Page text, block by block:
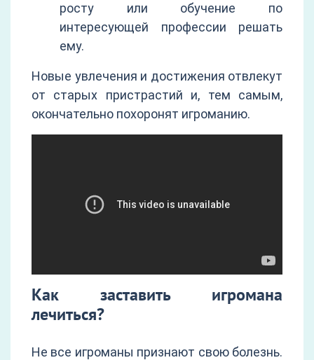
росту или обучение по
интересующей профессии решать
ему.
Новые увлечения и достижения отвлекут
от старых пристрастий и, тем самым,
окончательно похоронят игроманию.
Как заставить игромана
лечиться?
Не все игроманы признают свою болезнь.